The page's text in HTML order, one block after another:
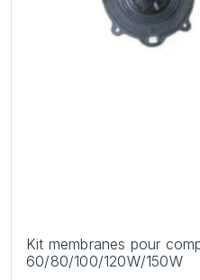
Kit membranes pour
60/80/100/120W/150W